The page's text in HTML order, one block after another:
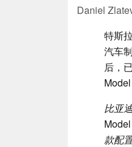
Daniel
特斯
汽车
后，
比亚
款配